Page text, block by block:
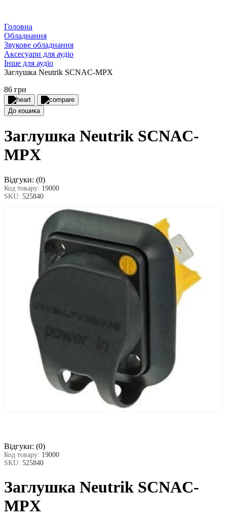
Головна
Обладнання
Звукове обладнання
Аксесуари для аудіо
Інше для аудіо
Заглушка Neutrik SCNAC-MPX
86 грн
До кошика
Заглушка Neutrik SCNAC-
MPX
Відгуки: (0)
Код товару: 19000
SKU: 525840
Відгуки: (0)
Код товару: 19000
SKU: 525840
Заглушка Neutrik SCNAC-
MPX